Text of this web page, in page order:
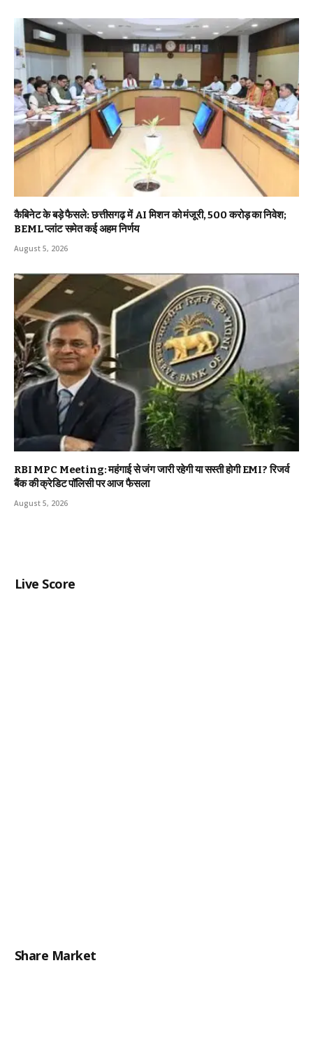
कैबिनेट के बड़े फैसले: छत्तीसगढ़ में AI मिशन को मंजूरी, 500 करोड़ का निवेश;
BEML प्लांट समेत कई अहम निर्णय
August 5, 2026
RBI MPC Meeting: महंगाई से जंग जारी रहेगी या सस्ती होगी EMI? रिजर्व
बैंक की क्रेडिट पॉलिसी पर आज फैसला
August 5, 2026
Live Score
Share Market